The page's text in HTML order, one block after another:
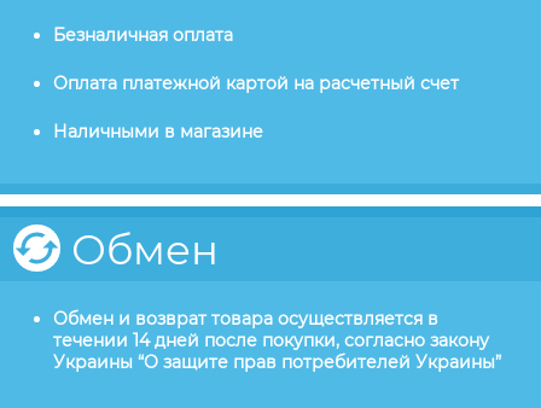
Безналичная оплата
Оплата платежной картой на расчетный счет
Наличными в магазине
Обмен
Обмен и возврат товара осуществляется в
течении 14 дней после покупки, согласно закону
Украины “О защите прав потребителей Украины”